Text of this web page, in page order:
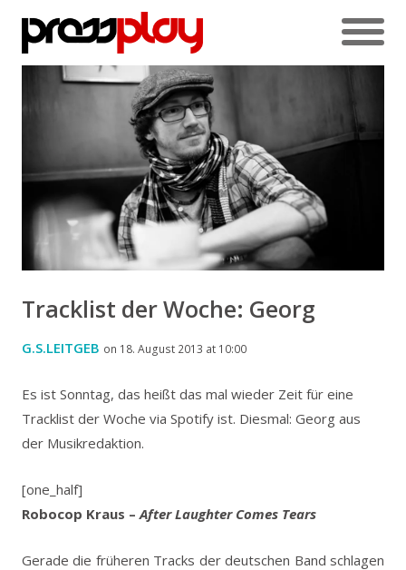
Tracklist der Woche: Georg
G.S.LEITGEB on 18. August 2013 at 10:00
Es ist Sonntag, das heißt das mal wieder Zeit für eine
Tracklist der Woche via Spotify ist. Diesmal: Georg aus
der Musikredaktion.
[one_half]
Robocop Kraus – After Laughter Comes Tears
Gerade die früheren Tracks der deutschen Band schlagen